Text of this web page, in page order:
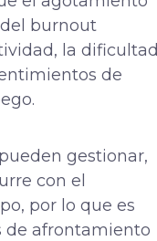
burnout
la dificultad
de
gestionar,
con el
por lo que es
de afrontamiento